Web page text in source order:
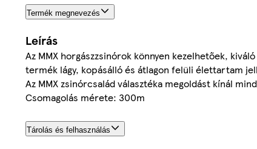
Termék megnevezés
Leírás
Az MMX horgászzsinórok könnyen kezelhetőek,
termék lágy, kopásálló és átlagon felüli élettartam
Az MMX zsinórcsalád választéka megoldást kínál
Csomagolás mérete: 300m
Tárolás és felhasználás